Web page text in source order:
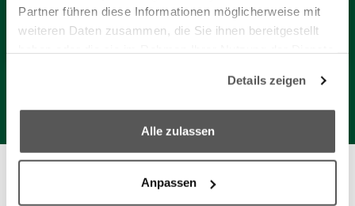
Partner führen diese Informationen möglicherweise mit
weiteren Daten zusammen, die Sie ihnen bereitgestellt
We work with8 third partieswho may receive and
process your information.
Details zeigen
Alle zulassen
Anpassen
Absenden
Meistgesuchte Themen